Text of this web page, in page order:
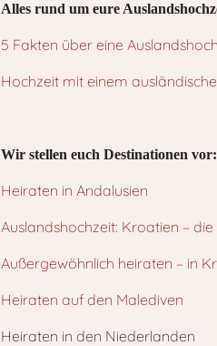
Alles rund um eure
5 Fakten über eine
Hochzeit mit einem
Wir stellen euch Destinationen vor:
Heiraten in Andalusien
Auslandshochzeit: Kroatien –
Außergewöhnlich heiraten – in
Heiraten auf den Malediven
Heiraten in den Niederlanden